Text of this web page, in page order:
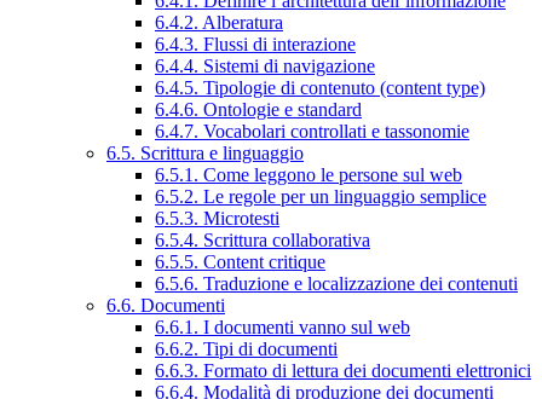
6.4.2. Alberatura
6.4.3. Flussi di interazione
6.4.4. Sistemi di navigazione
6.4.5. Tipologie di contenuto (content type)
6.4.6. Ontologie e standard
6.4.7. Vocabolari controllati e tassonomie
6.5. Scrittura e linguaggio
6.5.1. Come leggono le persone sul web
6.5.2. Le regole per un linguaggio semplice
6.5.3. Microtesti
6.5.4. Scrittura collaborativa
6.5.5. Content critique
6.5.6. Traduzione e localizzazione dei contenuti
6.6. Documenti
6.6.1. I documenti vanno sul web
6.6.2. Tipi di documenti
6.6.3. Formato di lettura dei documenti elettronici
6.6.4. Modalità di produzione dei documenti